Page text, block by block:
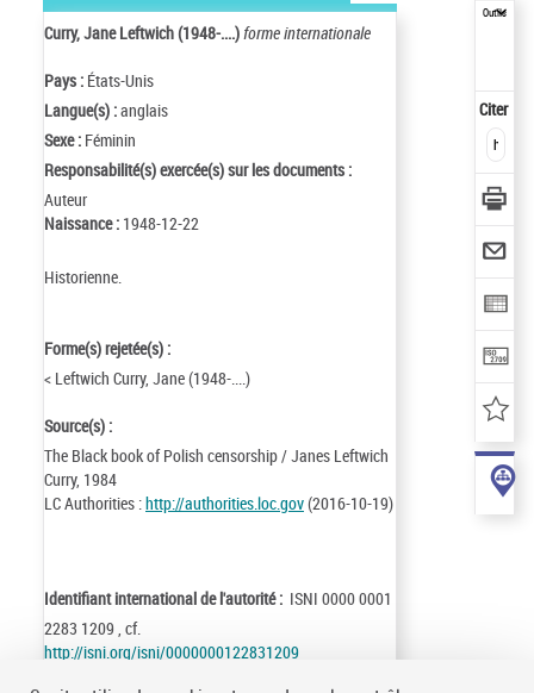
Curry, Jane Leftwich (1948-....)forme internationale
Pays : États-Unis
Langue(s) :anglais
Sexe : Féminin
Responsabilité(s) exercée(s) sur les documents :
Auteur
Naissance : 1948-12-22
Historienne.
Forme(s) rejetée(s) :
< Leftwich Curry, Jane (1948-....)
Source(s) :
The Black book of Polish censorship / Janes Leftwich
Curry, 1984
LC Authorities :http://authorities.loc.gov(2016-10-19)
Identifiant international de l'autorité : ISNI 0000 0001
2283 1209 , cf.
http://isni.org/isni/0000000122831209
Outils
Citer